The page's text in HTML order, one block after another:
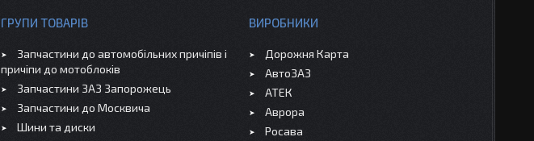
ГРУПИ ТОВАРІВ
Запчастини до автомобільних причіпів і
причіпи до мотоблоків
Запчастини ЗАЗ Запорожець
Запчастини до Москвича
Шини та диски
ВИРОБНИКИ
Дорожня Карта
АвтоЗАЗ
АТЕК
Аврора
Росава